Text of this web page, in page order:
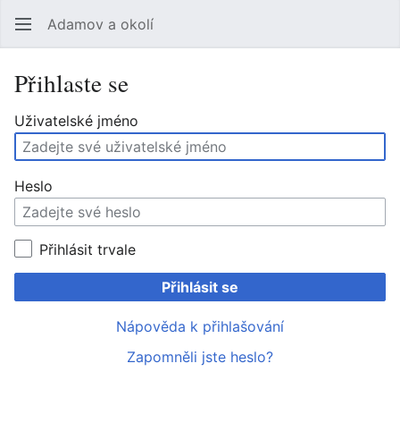
Adamov a okolí
Přihlaste se
Uživatelské jméno
Heslo
Přihlásit trvale
Přihlásit se
Nápověda k přihlašování
Zapomněli jste heslo?